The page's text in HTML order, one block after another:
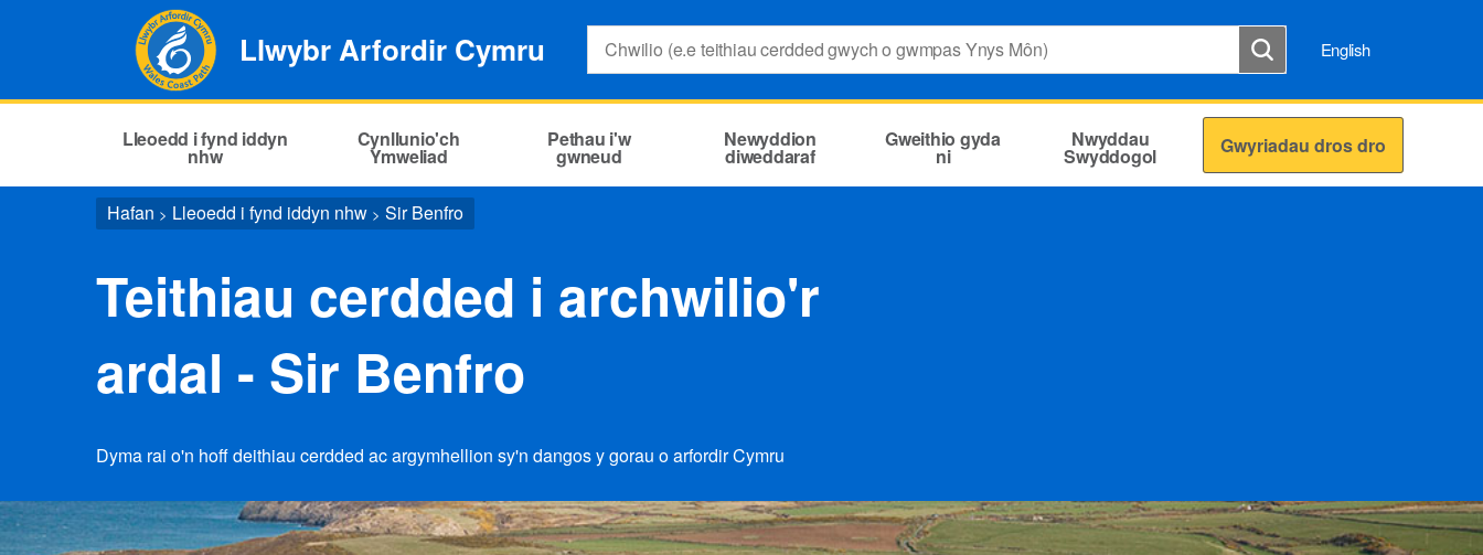
Llwybr Arfordir Cymru Search: English
Lleoedd i fynd iddyn
nhw
Cynllunio'ch
Ymweliad
Pethau i'w
gwneud
Newyddion
diweddaraf
Gweithio gyda
ni
Nwyddau
Swyddogol Gwyriadau dros dro
Hafan > Lleoedd i fynd iddyn nhw > Sir Benfro
Teithiau cerdded i archwilio'r
ardal - Sir Benfro
Dyma rai o'n hoff deithiau cerdded ac argymhellion sy'n dangos y gorau o arfordir Cymru